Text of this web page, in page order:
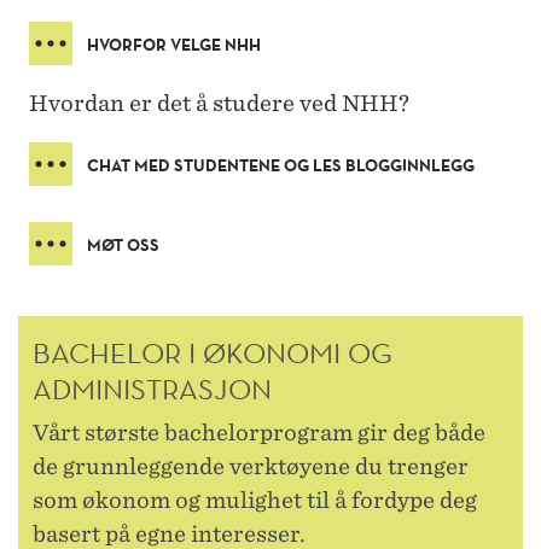
HVORFOR VELGE NHH
Hvordan er det å studere ved NHH?
CHAT MED STUDENTENE OG LES BLOGGINNLEGG
MØT OSS
BACHELOR I ØKONOMI OG
ADMINISTRASJON
Vårt største bachelorprogram gir deg både
de grunnleggende verktøyene du trenger
som økonom og mulighet til å fordype deg
basert på egne interesser.